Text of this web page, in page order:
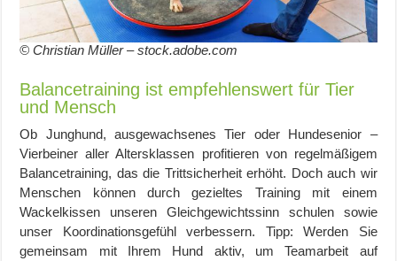
© Christian Müller – stock.adobe.com
Balancetraining ist empfehlenswert für Tier
und Mensch
Ob Junghund, ausgewachsenes Tier oder Hundesenior –
Vierbeiner aller Altersklassen profitieren von regelmäßigem
Balancetraining, das die Trittsicherheit erhöht. Doch auch wir
Menschen können durch gezieltes Training mit einem
Wackelkissen unseren Gleichgewichtssinn schulen sowie
unser Koordinationsgefühl verbessern. Tipp: Werden Sie
gemeinsam mit Ihrem Hund aktiv, um Teamarbeit auf